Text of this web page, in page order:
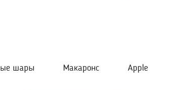
шары Макаронс Apple